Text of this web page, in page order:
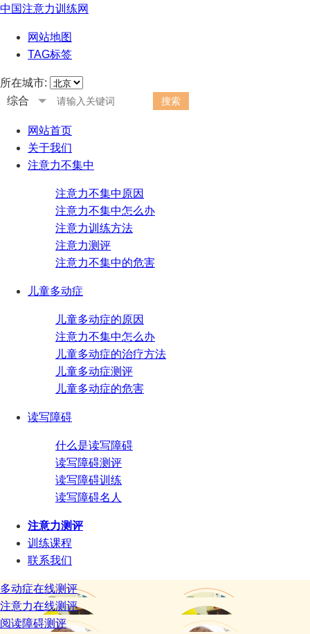
中国注意力训练网
网站地图
TAG标签
所在城市:
综合
网站首页
关于我们
注意力不集中
注意力不集中原因
注意力不集中怎么办
注意力训练方法
注意力测评
注意力不集中的危害
儿童多动症
儿童多动症的原因
注意力不集中怎么办
儿童多动症的治疗方法
儿童多动症测评
儿童多动症的危害
读写障碍
什么是读写障碍
读写障碍测评
读写障碍训练
读写障碍名人
注意力测评
训练课程
联系我们
多动症在线测评
注意力在线测评
阅读障碍测评